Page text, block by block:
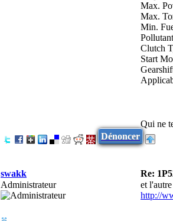
Max.
Max.
Min.
Clutch
Start
Qui ne
Dénoncer
swakk Re:
Administrateur
et
http://